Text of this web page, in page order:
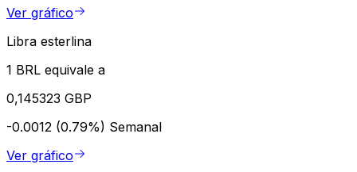
Ver gráfico
Libra esterlina
1 BRL equivale a
0,145323 GBP
-0.0012 (0.79%) Semanal
Ver gráfico